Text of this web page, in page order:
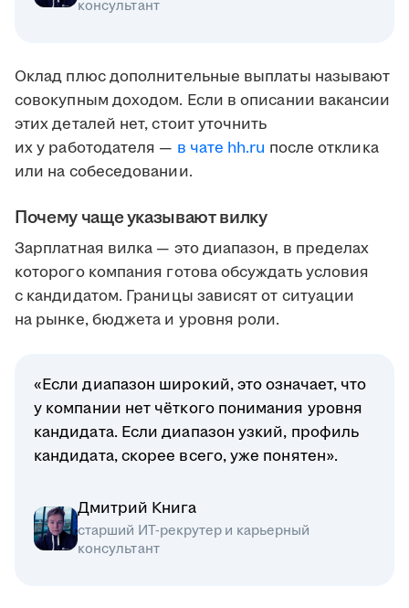
консультант
Оклад плюс дополнительные выплаты называют
совокупным доходом. Если в описании вакансии
этих деталей нет, стоит уточнить
их у работодателя — в чате hh.ru после отклика
или на собеседовании.
Почему чаще указывают вилку
Зарплатная вилка — это диапазон, в пределах
которого компания готова обсуждать условия
с кандидатом. Границы зависят от ситуации
на рынке, бюджета и уровня роли.
«Если диапазон широкий, это означает, что
у компании нет чёткого понимания уровня
кандидата. Если диапазон узкий, профиль
кандидата, скорее всего, уже понятен».
Дмитрий Книга
старший ИТ-рекрутер и карьерный
консультант